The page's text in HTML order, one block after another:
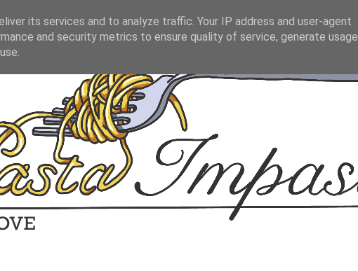
its services and to analyze traffic. Your IP address and user-agent
and security metrics to ensure quality of service, generate usage